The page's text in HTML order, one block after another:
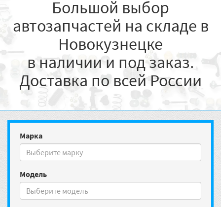
Большой выбор
автозапчастей на складе в
Новокузнецке
в наличии и под заказ.
Доставка по всей России
Марка
Модель